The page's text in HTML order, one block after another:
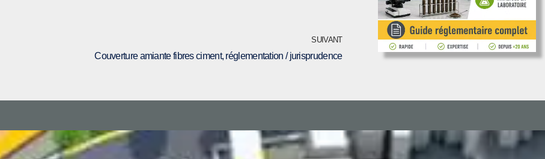
SUIVANT
Couverture amiante fibres ciment, réglementation / jurisprudence